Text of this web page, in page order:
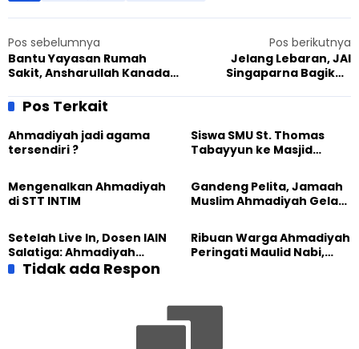
Pos sebelumnya
Bantu Yayasan Rumah
Sakit, Ansharullah Kanada
Dollar
Pos berikutnya
Jelang Lebaran, JAI
Singaparna Bagikan
Pos Terkait
Ahmadiyah jadi agama
tersendiri ?
Siswa SMU St. Thomas
Tabayyun ke Masjid
Mengenalkan Ahmadiyah
di STT INTIM
Gandeng Pelita, Jamaah
Muslim Ahmadiyah Gelar
Yesus Dari Berbagai
Tafsir
Setelah Live In, Dosen IAIN
Salatiga: Ahmadiyah
Membumikan Ajaran
Ribuan Warga Ahmadiyah
Peringati Maulid Nabi,
Tidak ada Respon